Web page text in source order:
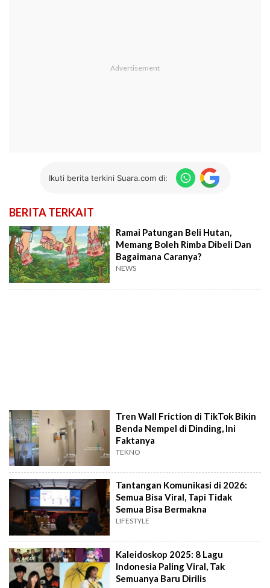
Ikuti berita terkini Suara.com di:
BERITA TERKAIT
Ramai Patungan Beli Hutan,
Memang Boleh Rimba Dibeli Dan
Bagaimana Caranya?
NEWS
Tren Wall Friction di TikTok Bikin
Benda Nempel di Dinding, Ini
Faktanya
TEKNO
Tantangan Komunikasi di 2026:
Semua Bisa Viral, Tapi Tidak
Semua Bisa Bermakna
LIFESTYLE
Kaleidoskop 2025: 8 Lagu
Indonesia Paling Viral, Tak
Semuanya Baru Dirilis